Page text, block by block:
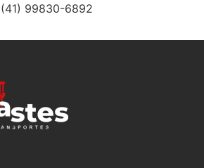
(41) 99830-6892